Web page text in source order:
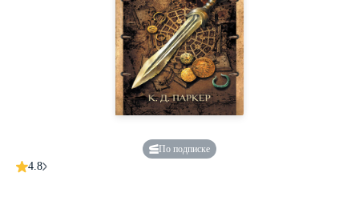
По подписке
4.8